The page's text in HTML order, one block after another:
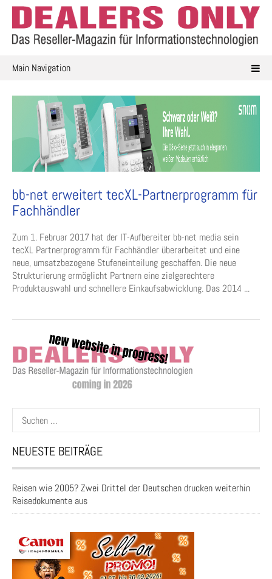
Skip
content
Main Navigation
bb-net erweitert tecXL-Partnerprogramm für
Fachhändler
Zum 1. Februar 2017 hat der IT-Aufbereiter bb-net media sein
tecXL Partnerprogramm für Fachhändler überarbeitet und eine
neue, umsatzbezogene Stufeneinteilung geschaffen. Die neue
Strukturierung ermöglicht Partnern eine zielgerechtere
Produktauswahl und schnellere Einkaufsabwicklung. Das 2014 ...
Suchen
nach:
NEUESTE BEITRÄGE
Reisen wie 2005? Zwei Drittel der Deutschen drucken weiterhin
Reisedokumente aus